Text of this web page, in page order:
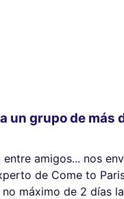
un grupo de más
amigos... nos
de Come to
máximo de 2 días